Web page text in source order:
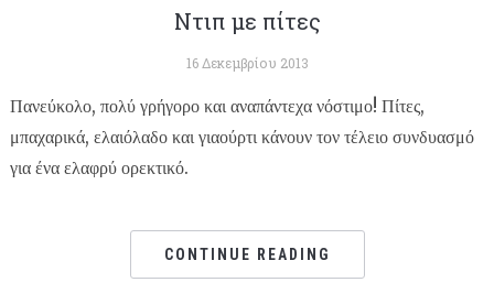
Ντιπ με πίτες
16 Δεκεμβρίου 2013
Πανεύκολο, πολύ γρήγορο και αναπάντεχα νόστιμο! Πίτες,
μπαχαρικά, ελαιόλαδο και γιαούρτι κάνουν τον τέλειο συνδυασμό
για ένα ελαφρύ ορεκτικό.
CONTINUE READING